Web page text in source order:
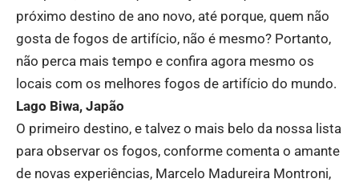
próximo destino de ano novo, até porque, quem não
gosta de fogos de artifício, não é mesmo? Portanto,
não perca mais tempo e confira agora mesmo os
locais com os melhores fogos de artifício do mundo.
Lago Biwa, Japão
O primeiro destino, e talvez o mais belo da nossa lista
para observar os fogos, conforme comenta o amante
de novas experiências, Marcelo Madureira Montroni,